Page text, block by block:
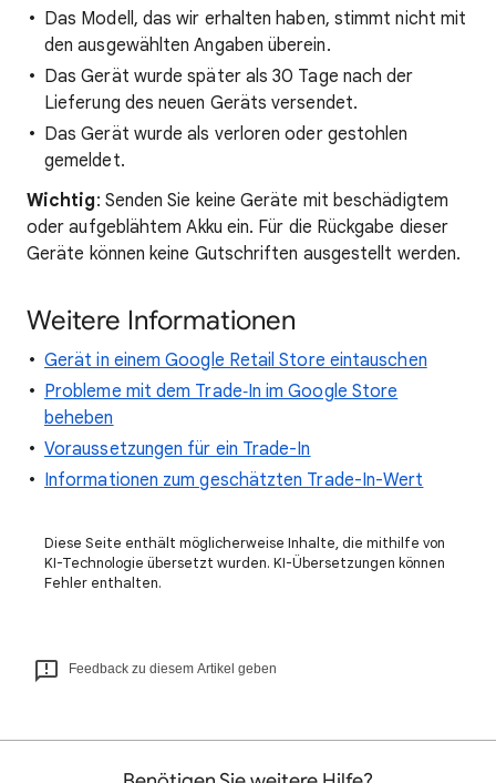
Das Modell, das wir erhalten haben, stimmt nicht mit
den ausgewählten Angaben überein.
Das Gerät wurde später als 30 Tage nach der
Lieferung des neuen Geräts versendet.
Das Gerät wurde als verloren oder gestohlen
gemeldet.
Wichtig: Senden Sie keine Geräte mit beschädigtem
oder aufgeblähtem Akku ein. Für die Rückgabe dieser
Geräte können keine Gutschriften ausgestellt werden.
Weitere Informationen
Gerät in einem Google Retail Store eintauschen
Probleme mit dem Trade‑In im Google Store
beheben
Voraussetzungen für ein Trade-In
Informationen zum geschätzten Trade-In-Wert
Diese Seite enthält möglicherweise Inhalte, die mithilfe von
KI-Technologie übersetzt wurden. KI-Übersetzungen können
Fehler enthalten.
Feedback zu diesem Artikel geben